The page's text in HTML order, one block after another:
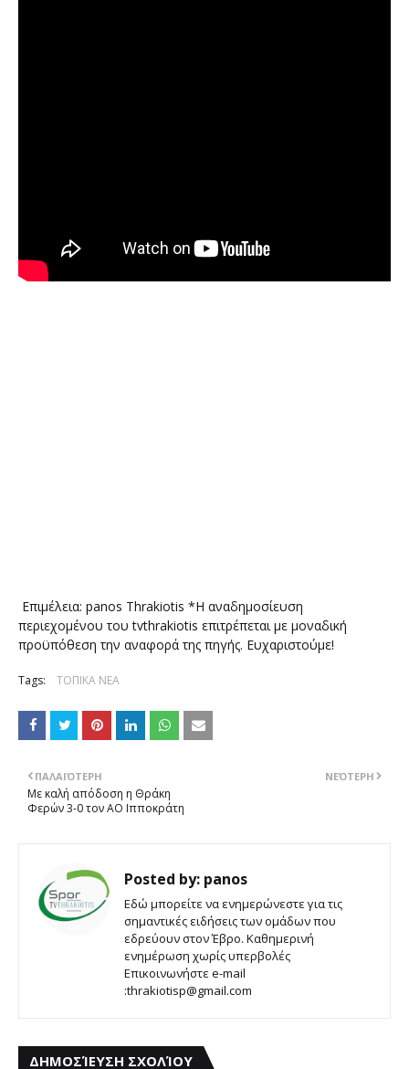
Επιμέλεια: panos Thrakiotis *Η αναδημοσίευση
περιεχομένου του tvthrakiotis επιτρέπεται με μοναδική
προϋπόθεση την αναφορά της πηγής. Ευχαριστούμε!
Tags: ΤΟΠΙΚΑ ΝΕΑ
ΝΕΌΤΕΡΗ
ΠΑΛΑΙΌΤΕΡΗ
Με καλή απόδοση η Θράκη
Φερών 3-0 τον ΑΟ Ιπποκράτη
Posted by: panos
Εδώ μπορείτε να ενημερώνεστε για τις
σημαντικές ειδήσεις των ομάδων που
εδρεύουν στον Έβρο. Καθημερινή
ενημέρωση χωρίς υπερβολές
Επικοινωνήστε e-mail
:thrakiotisp@gmail.com
ΔΗΜΟΣΊΕΥΣΗ ΣΧΟΛΊΟΥ